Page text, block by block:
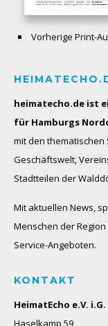
Vorherige Print-
heimatecho.de ist
für Hamburgs
mit den thematischen
Geschäftswelt,
Stadtteilen der
Mit aktuellen News,
Menschen der
Service-Angeboten.
KONTAKT
HeimatEcho e.V. i.G.